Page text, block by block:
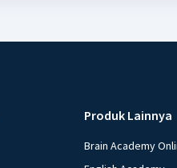
Produk Lainnya
Brain Academy